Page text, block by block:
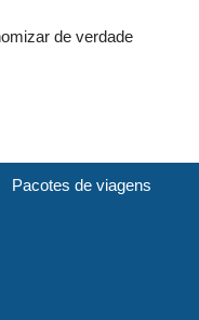
de verdade
Pacotes de viagens